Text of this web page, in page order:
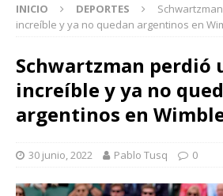
INICIO DEPORTES
increíble y ya no quedan argentinos en
Schwartzman perdió
increíble y ya no
argentinos en
30 junio, 2022 Pablo Tusq 0